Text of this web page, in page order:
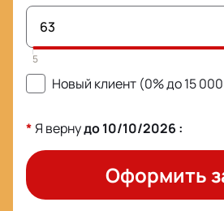
Новый клиент (0% до15 000
*Я вернудо10/10/2026 :
Оформить